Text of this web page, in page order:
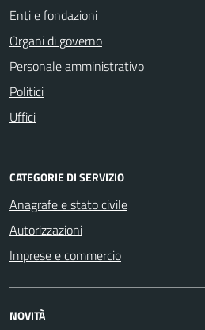
Enti e fondazioni
Organi di governo
Personale amministrativo
Politici
Uffici
CATEGORIE DI SERVIZIO
Anagrafe e stato civile
Autorizzazioni
Imprese e commercio
NOVITÀ